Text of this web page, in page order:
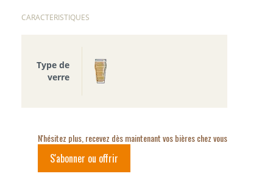
CARACTERISTIQUES
Type de
verre
N'hésitez plus, recevez dès maintenant vos bières chez vous
S'abonner ou offrir